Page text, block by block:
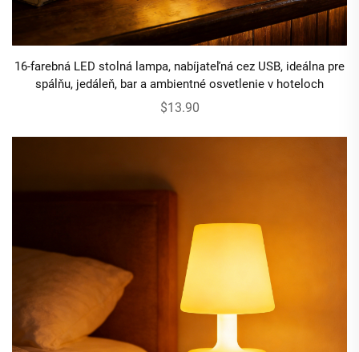
16-farebná LED stolná lampa, nabíjateľná cez USB, ideálna pre
spálňu, jedáleň, bar a ambientné osvetlenie v hoteloch
$13.90